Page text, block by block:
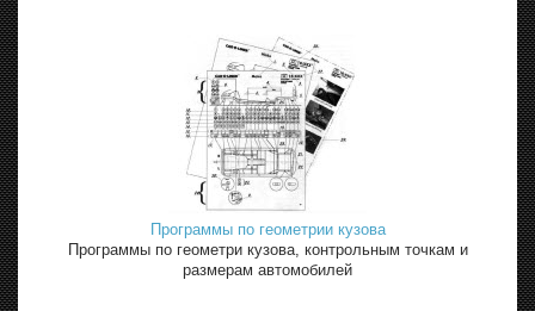
Программы по геометрии кузова
Программы по геометри кузова, контрольным точкам и
размерам автомобилей